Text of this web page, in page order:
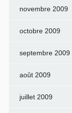
novembre 2009
octobre 2009
septembre 2009
août 2009
juillet 2009